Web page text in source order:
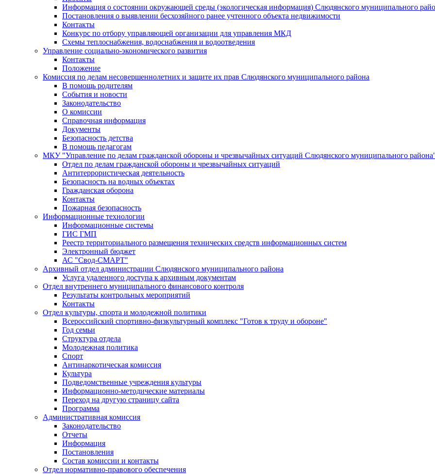
Информация о состоянии окружающей среды (экологическая информация) Слюдянского муниципального
Постановления о выявлении бесхозяйного ранее учтенного объекта недвижимости
Контакты
Конкурс по отбору управляющей организации для управления МКД
Схемы теплоснабжения, водоснабжения и водоотведения
Управление социально-экономического развития
Контакты
Положение
Комиссия по делам несовершеннолетних и защите их прав Слюдянского муниципального района
В помощь родителям
События и новости
Законодательство
О комиссии
Справочная информация
Документы
Безопасность детства
В помощь педагогам
МКУ "Управление по делам гражданской обороны и чрезвычайных ситуаций Слюдянского муниципального
Отдел по делам гражданской обороны и чрезвычайных ситуаций
Антитеррористическая деятельность
Безопасность на водных объектах
Гражданская оборона
Контакты
Пожарная безопасность
Информационные технологии
Информационные системы
ГИС ГМП
Реестр территориального размещения технических средств информационных систем
Электронный бюджет
АС "Свод-СМАРТ"
Архивный отдел администрации Слюдянского муниципального района
Услуга удаленного доступа к архивным документам
Отдел внутреннего муниципального финансового контроля
Результаты контрольных мероприятий
Контакты
Отдел культуры, спорта и молодежной политики
Всероссийский спортивно-физкультурный комплекс "Готов к труду и обороне"
Год семьи
Структура отдела
Молодежная политика
Спорт
Антинаркотическая комиссия
Культура
Подведомственные учреждения культуры
Информационно-методические материалы
Переход на другую страницу сайта
Программа
Административная комиссия
Законодательство
Отчеты
Информация
Постановления
Состав комиссии и контакты
Отдел нормативно-правового обеспечения